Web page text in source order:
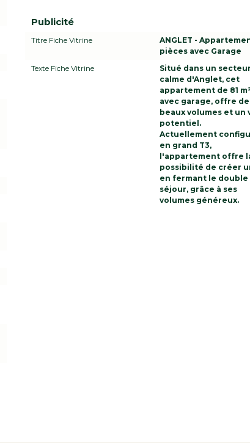
Publicité
Titre Fiche Vitrine
ANGLET -
pièces avec Garage
Texte Fiche Vitrine
Situé dans un secteur
calme d'Anglet, cet
appartement de 81
avec garage, offre de
beaux volumes et un
potentiel.
Actuellement
en grand T3,
l'appartement offre
possibilité de créer
en fermant le double
séjour, grâce à ses
volumes généreux.